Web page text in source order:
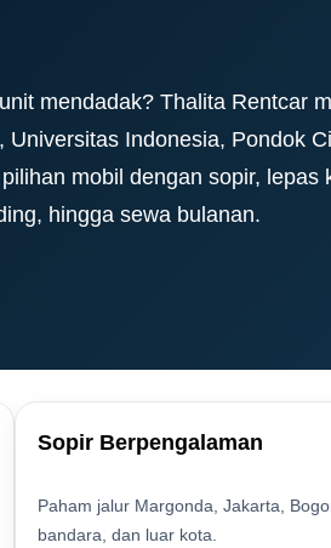
mendadak? Thalita Rentcar
Indonesia, Pondok
mobil dengan sopir, lepas
hingga sewa bulanan.
Sopir Berpengalaman
Paham jalur Margonda, Jakarta,
bandara, dan luar kota.